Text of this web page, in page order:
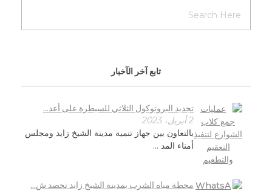
تابع آخر الآخبار
تجديد البروتوكول الثلاثي للسيطرة على أعد...
2 أبريل، 2023
بالتعاون بين جهاز تنمية مدينة الشيخ زايد ومجلس
أمناء المد ...
محطة مياه الشرب بمدينة الشيخ زايد تحصد ش...